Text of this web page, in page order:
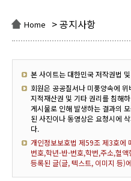
Home > 공지사항
본 사이트는 대한민국 저작권법
회원은 공공질서나 미풍양속에
지적재산권 및 기타 권리를 침해
게시물로 인해 발생하는 결과의
된 사진이나 동영상은 요청시에
다.
개인정보보호법 제59조 제3호에
번호,학년-반-번호,학번,주소,혈
등록된 글(글, 텍스트, 이미지 등)